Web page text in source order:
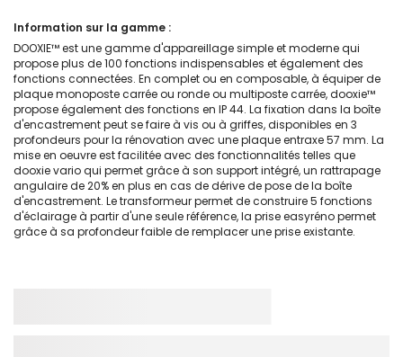
Information sur la gamme :
DOOXIE™ est une gamme d'appareillage simple et moderne qui
propose plus de 100 fonctions indispensables et également des
fonctions connectées. En complet ou en composable, à équiper de
plaque monoposte carrée ou ronde ou multiposte carrée, dooxie™
propose également des fonctions en IP 44. La fixation dans la boîte
d'encastrement peut se faire à vis ou à griffes, disponibles en 3
profondeurs pour la rénovation avec une plaque entraxe 57 mm. La
mise en oeuvre est facilitée avec des fonctionnalités telles que
dooxie vario qui permet grâce à son support intégré, un rattrapage
angulaire de 20% en plus en cas de dérive de pose de la boîte
d'encastrement. Le transformeur permet de construire 5 fonctions
d'éclairage à partir d'une seule référence, la prise easyréno permet
grâce à sa profondeur faible de remplacer une prise existante.